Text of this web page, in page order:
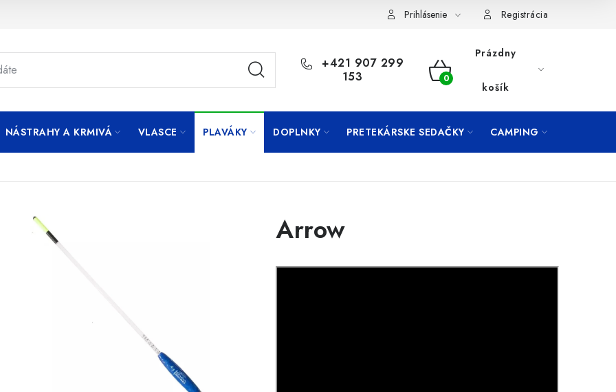
Prihlásenie Registrácia
+421 907 299
153
NÁKUPNÝ
Prázdny
košík
NÁSTRAHY A KRMIVÁ VLASCE PLAVÁKY DOPLNKY PRETEKÁRSKE SEDAČKY CAMPING
Arrow